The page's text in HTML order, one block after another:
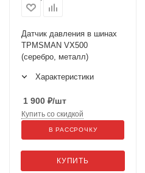
Датчик давления в шинах
TPMSMAN VX500
(серебро, металл)
Характеристики
1 900 ₽/шт
КУПИТЬ
Купить со скидкой
В РАССРОЧКУ